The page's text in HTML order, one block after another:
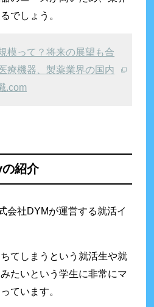
でしょう。
模って？将来の展望も合
療機器、製薬業界の国内
.com
紹介
会社DYMが運営する就活イ
てしまうという就活生や就
たいという学生に非常にマ
ています。